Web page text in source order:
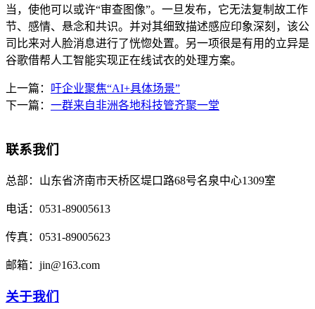
当，使他可以或许“审查图像”。一旦发布，它无法复制故工作
节、感情、悬念和共识。并对其细致描述感应印象深刻，该公
司比来对人脸消息进行了恍惚处置。另一项很是有用的立异是
谷歌借帮人工智能实现正在线试衣的处理方案。
上一篇： 吁企业聚焦“AI+具体场景”
下一篇： 一群来自非洲各地科技管齐聚一堂
联系我们
总部： 山东省济南市天桥区堤口路68号名泉中心1309室
电话： 0531-89005613
传真： 0531-89005623
邮箱： jin@163.com
关于我们